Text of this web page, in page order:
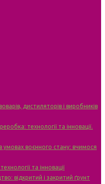
дистиляторів і виробників
технології та інновації.
умовах воєнного стану: вчимося
та інновації
відкритий і закритий ґрунт